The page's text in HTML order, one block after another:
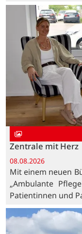
Zentrale mit Herz
08.08.2026
Mit einem neuen
„Ambulante
Patientinnen und